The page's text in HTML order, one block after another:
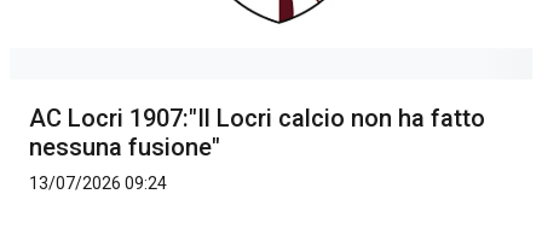
AC Locri 1907:"Il Locri calcio non ha fatto
nessuna fusione"
13/07/2026 09:24